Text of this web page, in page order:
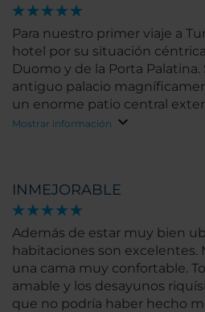
Para nuestro primer viaje a
hotel por su situación
Duomo y de la Porta Palatina.
antiguo palacio
un enorme patio central
del edificio. Los empleados
muy amables y se
español muy aceptable. El
servicios que justifican su
elevado.
Mostrar información
INMEJORABLE
Además de estar muy bien
habitaciones son excelentes.
una cama muy confortable.
amable y los desayunos riquísimos.
que no podría haber hecho